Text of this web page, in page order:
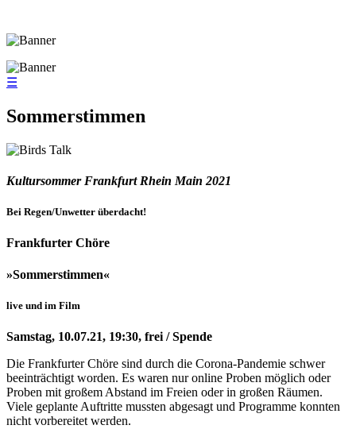
☰
Sommerstimmen
Kultursommer Frankfurt Rhein Main 2021
Bei Regen/Unwetter überdacht!
Frankfurter Chöre
»Sommerstimmen«
live und im Film
Samstag, 10.07.21, 19:30, frei / Spende
Die Frankfurter Chöre sind durch die Corona-Pandemie schwer
beeinträchtigt worden. Es waren nur online Proben möglich oder
Proben mit großem Abstand im Freien oder in großen Räumen.
Viele geplante Auftritte mussten abgesagt und Programme konnten
nicht vorbereitet werden.